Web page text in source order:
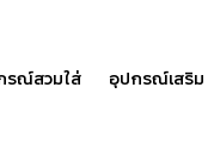
รณ์สวมใส่ อุปกรณ์เสริม